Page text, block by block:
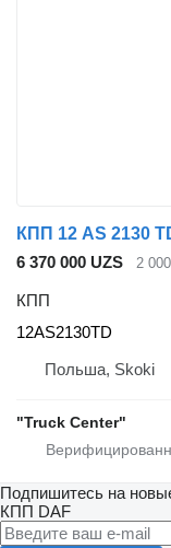
6 370 000 UZS 2
КПП
12AS2130TD
Польша, Skoki
"Truck Center"
Подпишитесь на
КПП DAF